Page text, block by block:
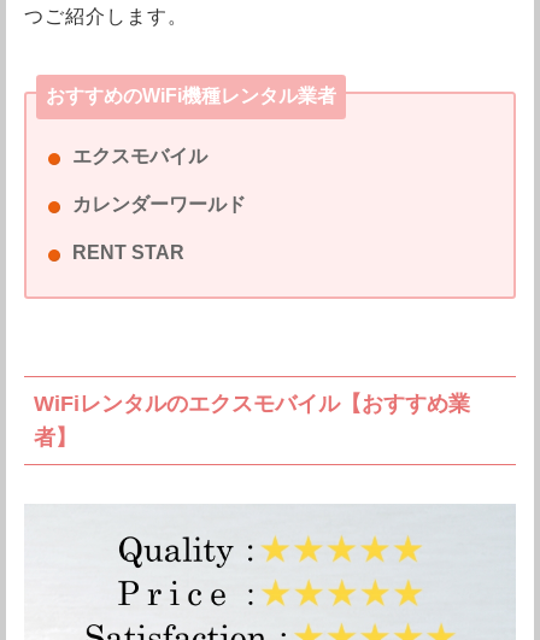
つご紹介します。
おすすめのWiFi機種レンタル業者
エクスモバイル
カレンダーワールド
RENT STAR
WiFiレンタルのエクスモバイル【おすすめ業
者】